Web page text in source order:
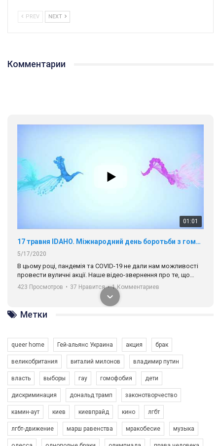
PREV NEXT
Комментарии
01:01
17 травня IDAHO. Міжнародний день боротьби з гомофобією трансфобією і біфобія.
5/17/2020
В цьому році, пандемія та COVІD-19 не дали нам можливості
провести вуличні акції. Наше відео-звернення про те, що
навіть коли ми у різних містах та не можемо зустрінеться, ми
разом. Ми закликаємо всіх хто поділяє цінності рівності та
солідарності, приєднатися до нас. Регіональні підрозділи
ГАУ є в 16 областях України.
Разом наш голос лунає гучніше!
423 Просмотров • 37 Нравится • 1 Комментариев
Зупинимо насильство проти ЛГБТ в Україні! Stop violence against LGBT in Ukraine!
Метки
queer home Гей-альянс Украина акция брак
великобритания виталий милонов владимир путин
власть выборы гау гомофобия дети
дискриминация дональд трамп законотворчество
камин-аут киев киевпрайд кино лгбт
лгбт-движение марш равенства мракобесие музыка